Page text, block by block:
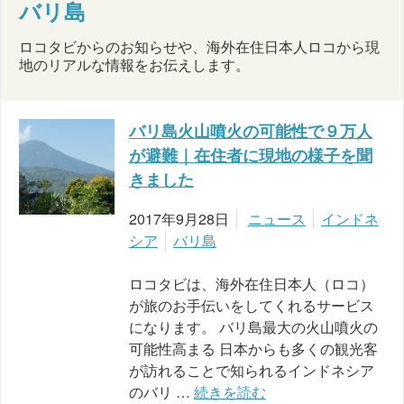
バリ島
ロコタビからのお知らせや、海外在住日本人ロコから現
地のリアルな情報をお伝えします。
バリ島火山噴火の可能性で９万人
が避難｜在住者に現地の様子を聞
きました
2017年9月28日 ニュース
インドネ
シア
バリ島
ロコタビは、海外在住日本人（ロコ）
が旅のお手伝いをしてくれるサービス
になります。 バリ島最大の火山噴火の
可能性高まる 日本からも多くの観光客
が訪れることで知られるインドネシア
のバリ … 続きを読む